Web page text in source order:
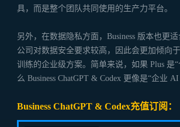
具，而是整个团队共同使用的生产力平台。
另外，在数据隐私方面，Business 版本也更
公司对数据安全要求较高，因此会更加倾向
训练的企业级方案。简单来说，如果 Plus 是
么 Business ChatGPT & Codex 更像是“企业 AI
Business ChatGPT & Codex充值订阅：